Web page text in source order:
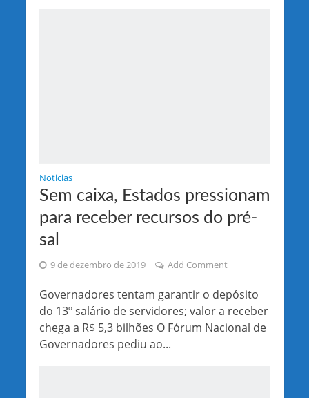
Noticias
Sem caixa, Estados pressionam
para receber recursos do pré-
sal
9 de dezembro de 2019 Add Comment
Governadores tentam garantir o depósito
do 13º salário de servidores; valor a receber
chega a R$ 5,3 bilhões O Fórum Nacional de
Governadores pediu ao...